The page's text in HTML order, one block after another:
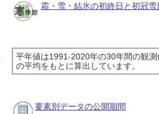
霜・雪・結氷の初終日と初冠
平年値は1991-2020年の30年間の観測
の平均をもとに算出しています。
要素別データの公開期間